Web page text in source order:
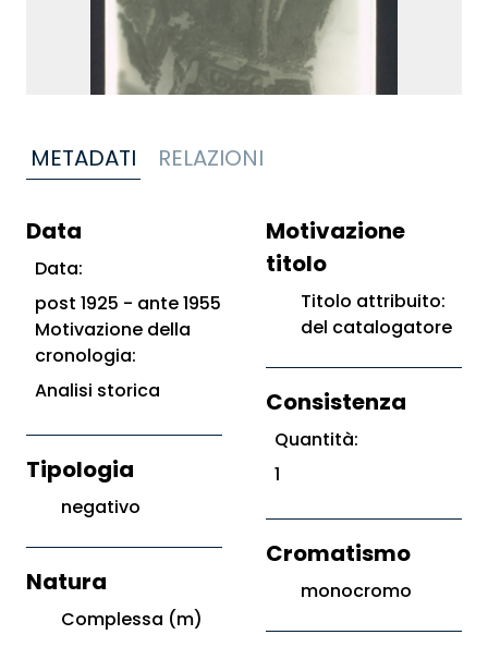
METADATI RELAZIONI
Data
Data:
post 1925 - ante 1955
Motivazione della
cronologia:
Analisi storica
Tipologia
negativo
Natura
Complessa (m)
Motivazione
titolo
Titolo attribuito:
del catalogatore
Consistenza
Quantità:
1
Cromatismo
monocromo